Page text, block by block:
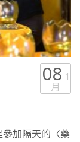
08 1
月
加隔天的〈藥